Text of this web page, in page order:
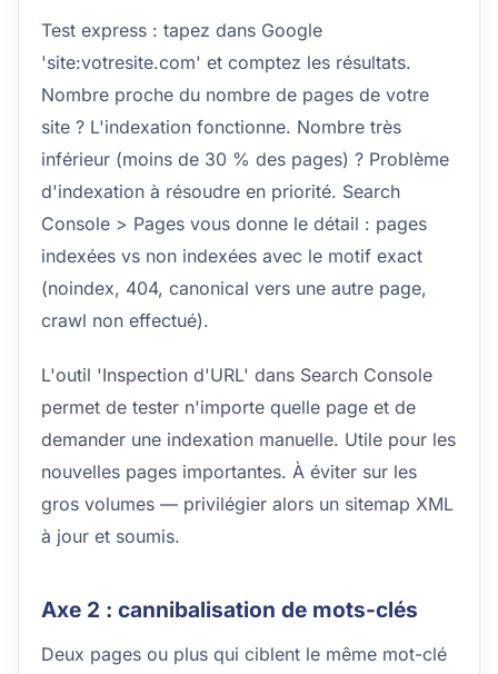
Test express : tapez dans Google
'site:votresite.com' et comptez les résultats.
Nombre proche du nombre de pages de votre
site ? L'indexation fonctionne. Nombre très
inférieur (moins de 30 % des pages) ? Problème
d'indexation à résoudre en priorité. Search
Console > Pages vous donne le détail : pages
indexées vs non indexées avec le motif exact
(noindex, 404, canonical vers une autre page,
crawl non effectué).
L'outil 'Inspection d'URL' dans Search Console
permet de tester n'importe quelle page et de
demander une indexation manuelle. Utile pour les
nouvelles pages importantes. À éviter sur les
gros volumes — privilégier alors un sitemap XML
à jour et soumis.
Axe 2 : cannibalisation de mots-clés
Deux pages ou plus qui ciblent le même mot-clé